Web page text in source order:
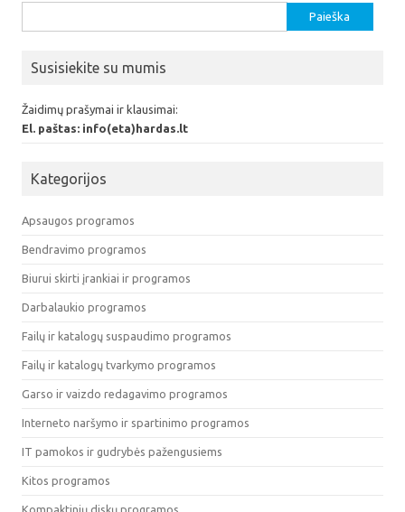
Susisiekite su mumis
Žaidimų prašymai ir klausimai:
El. paštas: info(eta)hardas.lt
Kategorijos
Apsaugos programos
Bendravimo programos
Biurui skirti įrankiai ir programos
Darbalaukio programos
Failų ir katalogų suspaudimo programos
Failų ir katalogų tvarkymo programos
Garso ir vaizdo redagavimo programos
Interneto naršymo ir spartinimo programos
IT pamokos ir gudrybės pažengusiems
Kitos programos
Kompaktinių diskų programos